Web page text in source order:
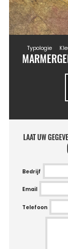
Typologie
MARMER
LAAT UW
Bedrijf
Email
Telefoon